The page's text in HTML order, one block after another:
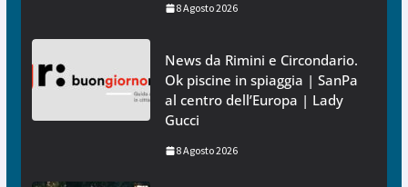
8 Agosto 2026
News da Rimini e Circondario.
Ok piscine in spiaggia | SanPa
al centro dell’Europa | Lady
Gucci
8 Agosto 2026